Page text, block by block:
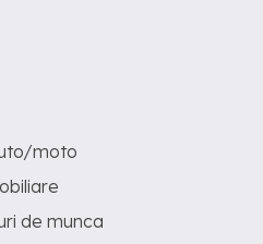
moto
de munca